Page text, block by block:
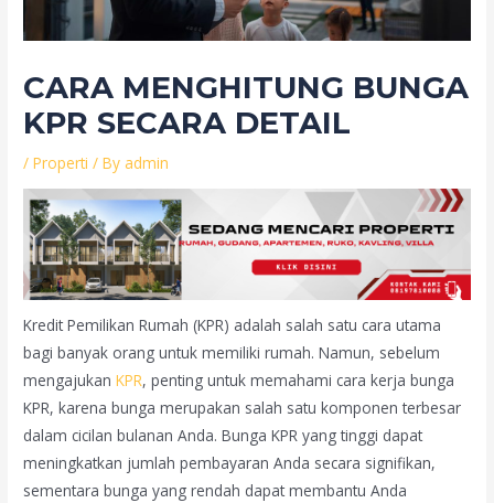
CARA MENGHITUNG BUNGA
KPR SECARA DETAIL
/Properti / By admin
Kredit Pemilikan Rumah (KPR) adalah salah satu cara utama
bagi banyak orang untuk memiliki rumah. Namun, sebelum
mengajukanKPR, penting untuk memahami cara kerja bunga
KPR, karena bunga merupakan salah satu komponen terbesar
dalam cicilan bulanan Anda. Bunga KPR yang tinggi dapat
meningkatkan jumlah pembayaran Anda secara signifikan,
sementara bunga yang rendah dapat membantu Anda